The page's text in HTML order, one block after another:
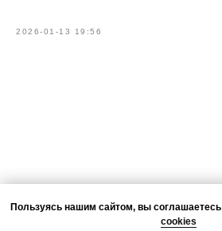
2026-01-13 19:56
Пользуясь нашим сайтом, вы соглашаетесь
cookies